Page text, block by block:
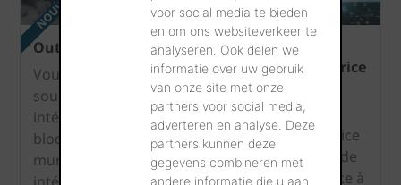
voor social media te bieden
en om ons websiteverkeer te
analyseren. Ook delen we
informatie over uw gebruik
van onze site met onze
partners voor social media,
adverteren en analyse. Deze
partners kunnen deze
gegevens combineren met
andere informatie die u aan
Outil BIM
Vous
souhaitez
intégrer ce
bloc pour
murs
Calculatrice
résistance
à la
compression
Calculez la
résistance à
la
La
calculatrice
NRd
Cette
calculatrice
en ligne de
résistance à